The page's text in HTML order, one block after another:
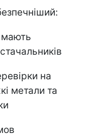
мають
на
метали та